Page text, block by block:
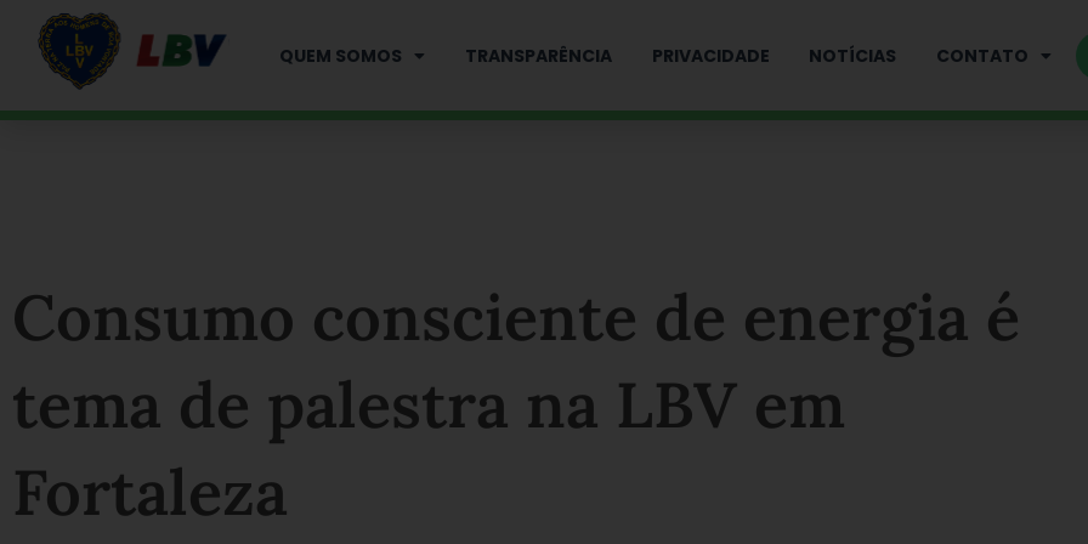
QUEM SOMOS TRANSPARÊNCIA PRIVACIDADE NOTÍCIAS CONTATO
Consumo consciente de energia é
tema de palestra na LBV em
Fortaleza